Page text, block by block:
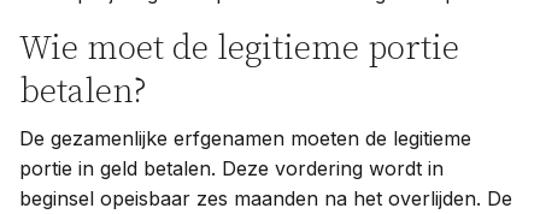
Wie moet de legitieme portie
betalen?
De gezamenlijke erfgenamen moeten de legitieme
portie in geld betalen. Deze vordering wordt in
beginsel opeisbaar zes maanden na het overlijden. De